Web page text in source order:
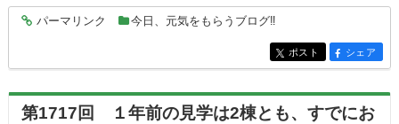
entry3587
パーマリンク 今日、元気をもらうブログ‼
entry3587
ポスト entry3587
シェア
第1717回 １年前の見学は2棟とも、すでにお